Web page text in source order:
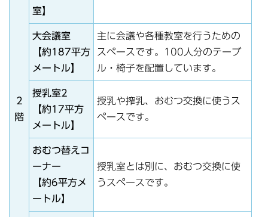
2
階
室】
大会議室
【約187平方
メートル】
主に会議や各種教室を行うための
スペースです。100人分のテーブ
ル・椅子を配置しています。
授乳室2
【約17平方
メートル】
授乳や搾乳、おむつ交換に使うス
ペースです。
おむつ替えコ
ーナー
【約6平方メ
ートル】
授乳室とは別に、おむつ交換に使
うスペースです。